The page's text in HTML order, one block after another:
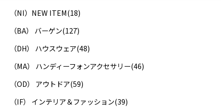
（NI）NEW ITEM(18)
（BA） バーゲン(127)
（DH） ハウスウェア(48)
（MA） ハンディーフォンアクセサリー(46)
（OD） アウトドア(59)
（IF） インテリア＆ファッション(39)